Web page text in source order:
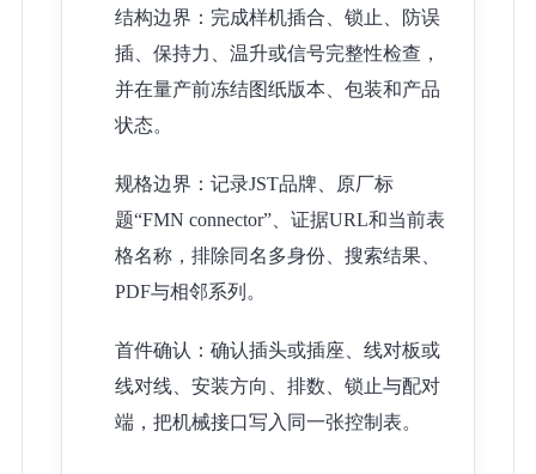
结构边界：完成样机插合、锁止、防误
插、保持力、温升或信号完整性检查，
并在量产前冻结图纸版本、包装和产品
状态。
规格边界：记录JST品牌、原厂标
题“FMN connector”、证据URL和当前表
格名称，排除同名多身份、搜索结果、
PDF与相邻系列。
首件确认：确认插头或插座、线对板或
线对线、安装方向、排数、锁止与配对
端，把机械接口写入同一张控制表。